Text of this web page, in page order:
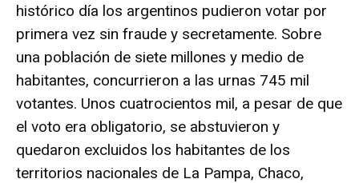
histórico día los argentinos pudieron votar por
primera vez sin fraude y secretamente. Sobre
una población de siete millones y medio de
habitantes, concurrieron a las urnas 745 mil
votantes. Unos cuatrocientos mil, a pesar de que
el voto era obligatorio, se abstuvieron y
quedaron excluidos los habitantes de los
territorios nacionales de La Pampa, Chaco,